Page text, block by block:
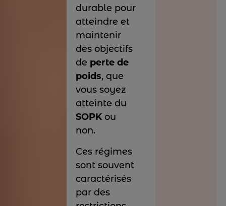
durable pour
atteindre et
maintenir
des objectifs
de perte de
poids, que
vous soyez
atteinte du
SOPK ou
non.
Ces régimes
sont souvent
caractérisés
par des